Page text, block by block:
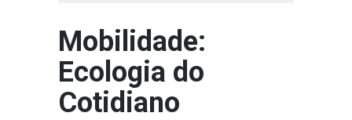
Mobilidade:
Ecologia do
Cotidiano